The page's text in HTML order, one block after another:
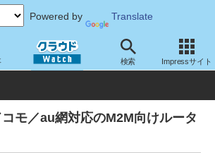
Powered by Translate
検索 Impressサイト
トワーク ルータ
モ／au網対応のM2M向けルータ